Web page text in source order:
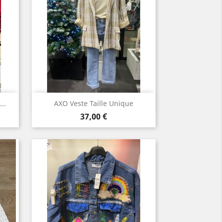
AXO Veste Taille Unique
Prix
37,00 €
Aperçu rapide